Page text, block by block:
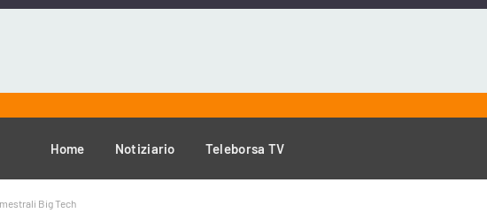
Home Notiziario Teleborsa TV
Big Tech